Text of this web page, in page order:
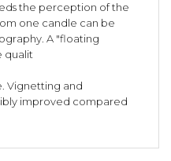
the perception of the
one candle can be
A "floating
qualit
Vignetting and
improved compared